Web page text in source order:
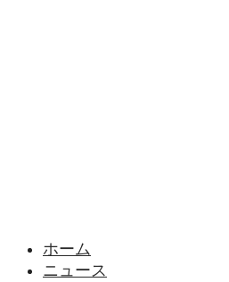
ホーム
ニュース